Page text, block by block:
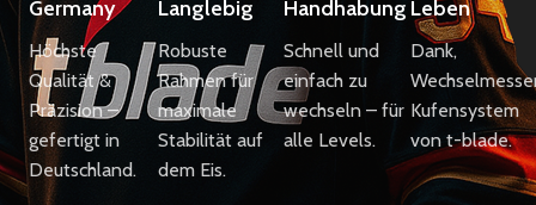
Germany
Höchste
Qualität &
Präzision –
gefertigt in
Deutschland.
Langlebig
Robuste
Rahmen für
maximale
Stabilität auf
dem Eis.
Handhabung
Schnell und
einfach zu
wechseln – für
alle Levels.
Leben
Dank,
Kufensystem
von t-blade.